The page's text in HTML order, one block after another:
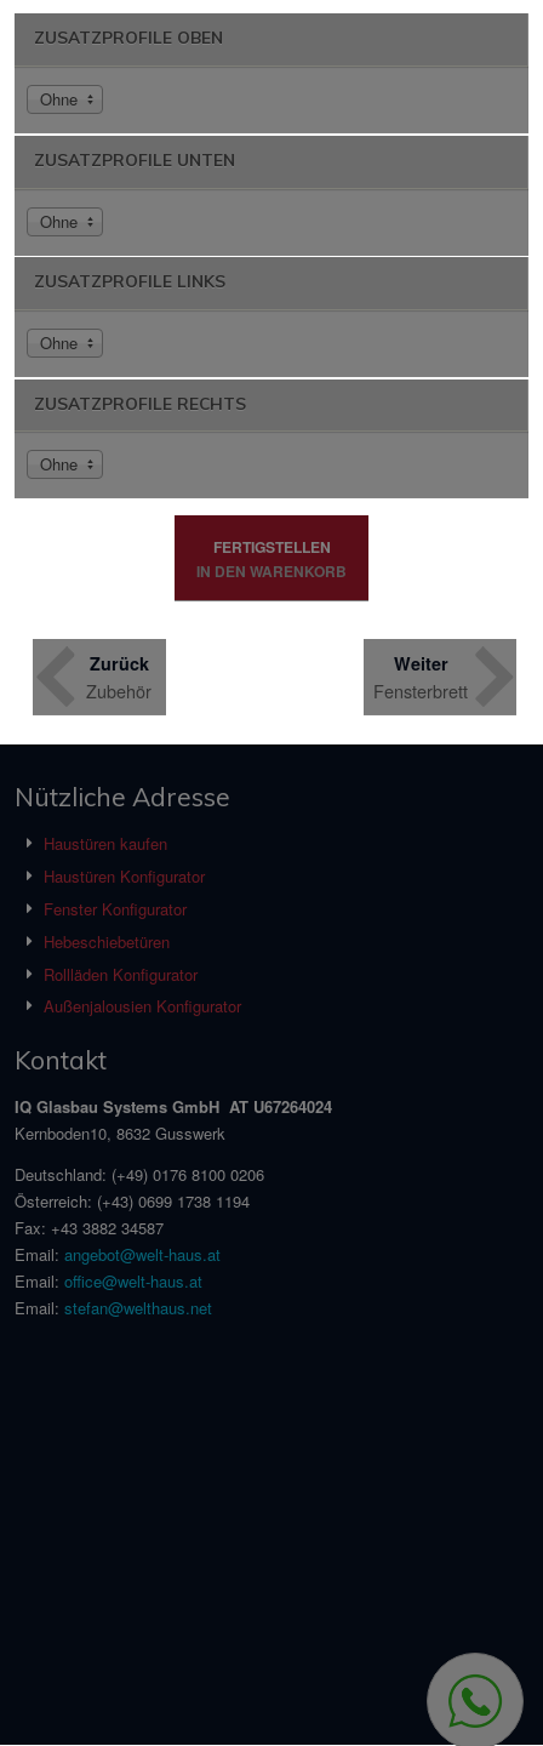
ZUSATZPROFILE OBEN
Ohne
ZUSATZPROFILE UNTEN
Ohne
ZUSATZPROFILE LINKS
Ohne
ZUSATZPROFILE RECHTS
Ohne
FERTIGSTELLEN
IN DEN WARENKORB
Weiter
Fensterbrett
Zurück
Zubehör
Nützliche Adresse
Haustüren kaufen
Haustüren Konfigurator
Fenster Konfigurator
Hebeschiebetüren
Rollläden Konfigurator
Außenjalousien Konfigurator
Kontakt
IQ Glasbau Systems GmbH AT U67264024
Kernboden10, 8632 Gusswerk
Deutschland: (+49) 0176 8100 0206
Österreich: (+43) 0699 1738 1194
Fax: +43 3882 34587
Email: angebot@welt-haus.at
Email: office@welt-haus.at
Email: stefan@welthaus.net